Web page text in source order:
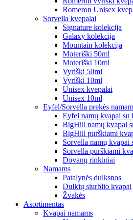
Romeron Unisex
Sorvella kvepalai
Signature kolekcija
Galaxy kolekcija
Mountain kolekcija
Moteriški 50ml
Moteriški 10ml
Vyriški 50ml
Vyriški 10ml
Unisex kvepalai
Unisex 10ml
Eyfel/Sorvella prekės
Eyfel namų kvapai su
BigHill namų kvapai
BigHill purškiami
Sorvella namų kvapai
Sorvella purškiami
Dovanų rinkiniai
Namams
Patalynės dulksnos
Dulkių siurblio kvapai
Žvakės
Asortimentas
Kvapai namams